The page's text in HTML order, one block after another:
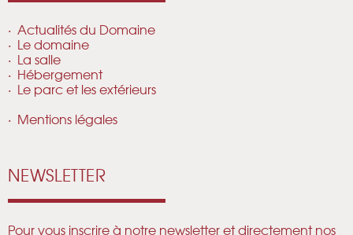
Actualités du Domaine
Le domaine
La salle
Hébergement
Le parc et les extérieurs
Mentions légales
NEWSLETTER
Pour vous inscrire à notre newsletter et directement nos